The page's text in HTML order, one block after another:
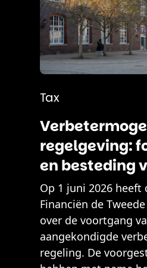
Tax
regelgeving:
en besteding
Op 1 juni 2026 heeft
Financiën de
over de voortgang
aangekondigde
regeling. De